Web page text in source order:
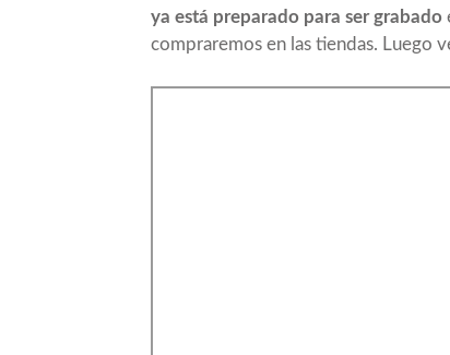
ya está preparado para ser grabado
compraremos en las tiendas. Luego